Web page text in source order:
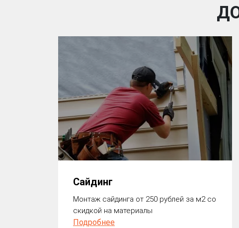
Сайдинг
Монтаж сайдинга от 250 рублей за м2 со
скидкой на материалы
Подробнее